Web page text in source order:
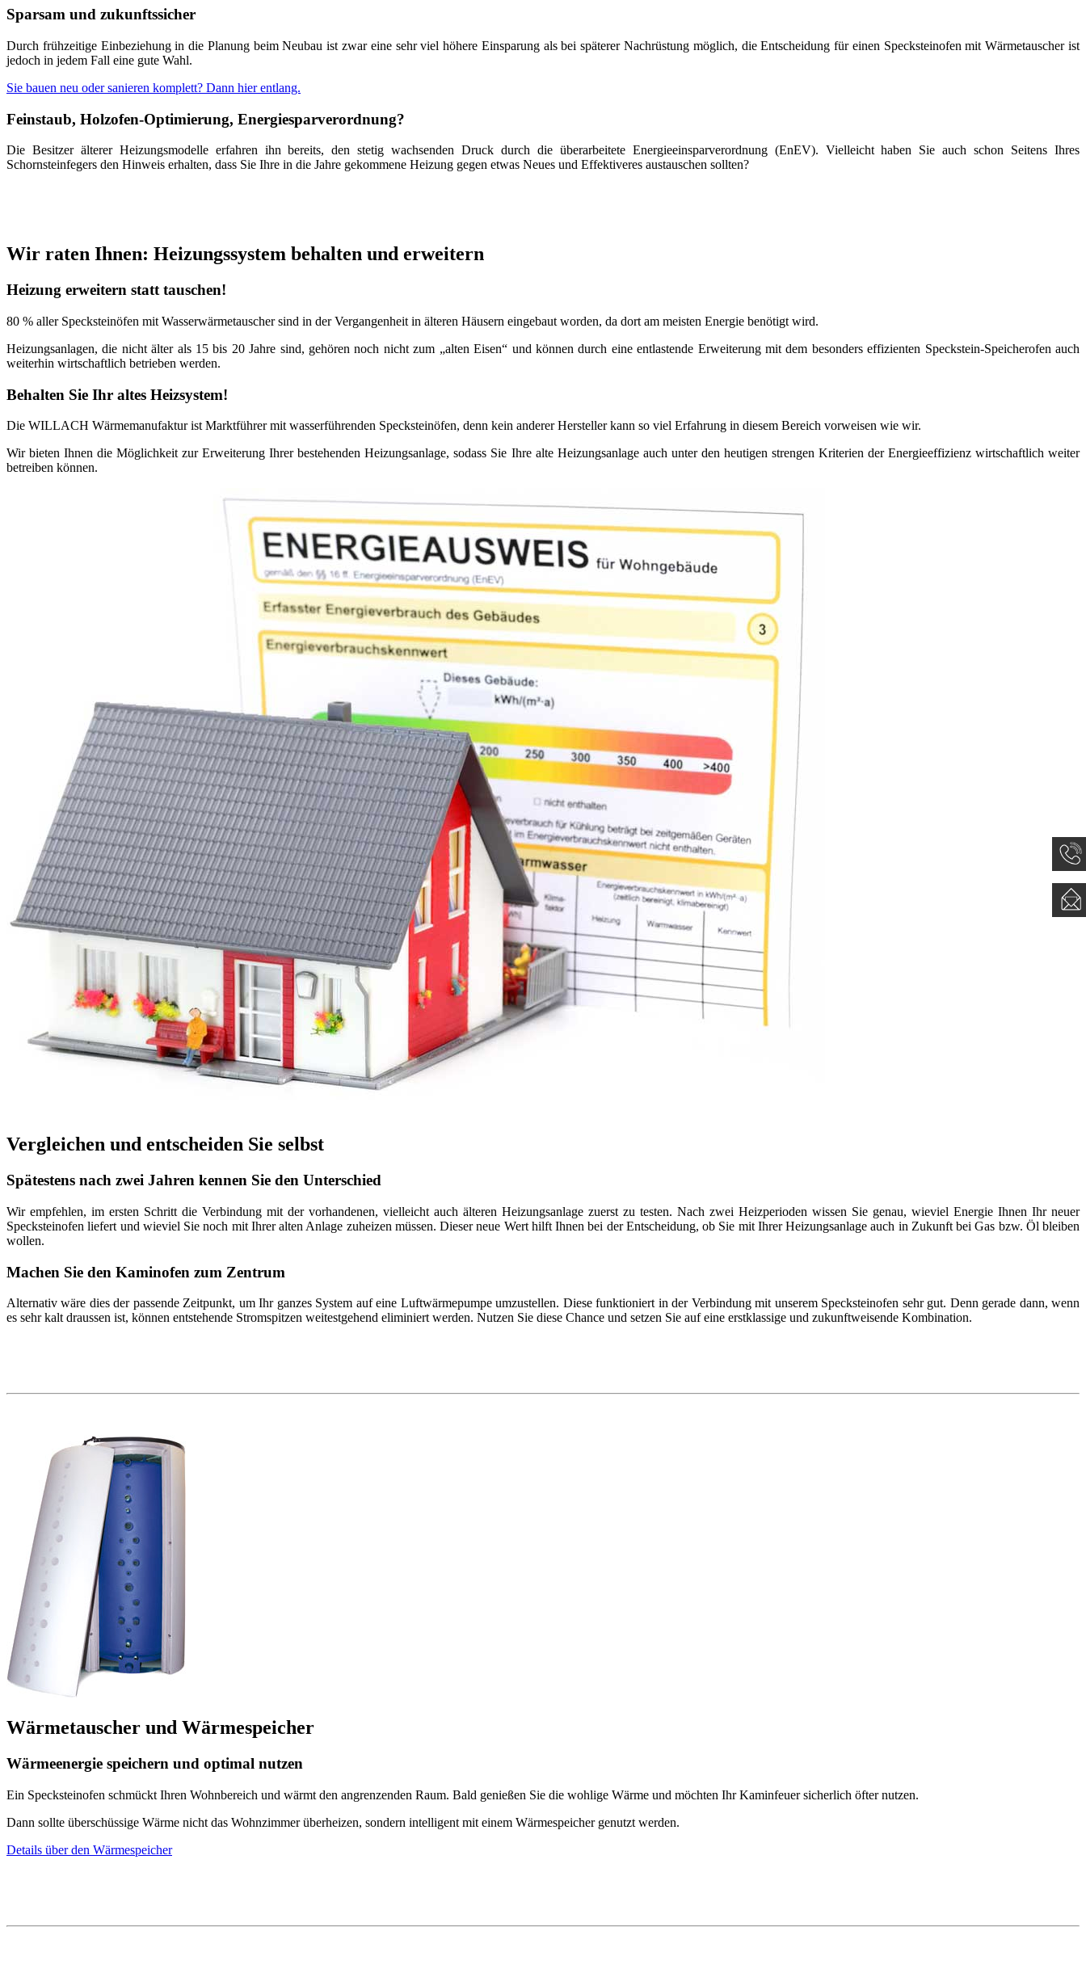
Sparsam und zukunftssicher
Durch frühzeitige Einbeziehung in die Planung beim Neubau ist zwar eine sehr viel höhere Einsparung als bei späterer Nachrüstung möglich, die Entscheidung für einen Specksteinofen mit Wärmetauscher ist
jedoch in jedem Fall eine gute Wahl.
Sie bauen neu oder sanieren komplett? Dann hier entlang.
Feinstaub, Holzofen-Optimierung, Energiesparverordnung?
Die Besitzer älterer Heizungsmodelle erfahren ihn bereits, den stetig wachsenden Druck durch die überarbeitete Energieeinsparverordnung (EnEV). Vielleicht haben Sie auch schon Seitens Ihres
Schornsteinfegers den Hinweis erhalten, dass Sie Ihre in die Jahre gekommene Heizung gegen etwas Neues und Effektiveres austauschen sollten?
Wir raten Ihnen: Heizungssystem behalten und erweitern
Heizung erweitern statt tauschen!
80 % aller Specksteinöfen mit Wasserwärmetauscher sind in der Vergangenheit in älteren Häusern eingebaut worden, da dort am meisten Energie benötigt wird.
Heizungs­anlagen, die nicht älter als 15 bis 20 Jahre sind, gehören noch nicht zum „alten Eisen“ und können durch eine entlastende Erweiterung mit dem besonders effizienten Speckstein-Speicherofen auch
weiterhin wirtschaft­lich betrieben werden.
Behalten Sie Ihr altes Heizsystem!
Die WILLACH Wärmemanufaktur ist Marktführer mit wasserführenden Specksteinöfen, denn kein anderer Hersteller kann so viel Erfahrung in diesem Bereich vorweisen wie wir.
Wir bieten Ihnen die Möglichkeit zur Erweiterung Ihrer bestehenden Heizungsanlage, sodass Sie Ihre alte Heizungs­anlage auch unter den heutigen strengen Kriterien der Energie­effizienz wirtschaft­lich weiter
betreiben können.
Vergleichen und entscheiden Sie selbst
Spätestens nach zwei Jahren kennen Sie den Unterschied
Wir empfehlen, im ersten Schritt die Verbindung mit der vorhandenen, vielleicht auch älteren Heizungsanlage zuerst zu testen. Nach zwei Heizperioden wissen Sie genau, wieviel Energie Ihnen Ihr neuer
Specksteinofen liefert und wieviel Sie noch mit Ihrer alten Anlage zuheizen müssen. Dieser neue Wert hilft Ihnen bei der Entscheidung, ob Sie mit Ihrer Heizungsanlage auch in Zukunft bei Gas bzw. Öl bleiben
wollen.
Machen Sie den Kaminofen zum Zentrum
Alternativ wäre dies der passende Zeitpunkt, um Ihr ganzes System auf eine Luftwärmepumpe umzustellen. Diese funktioniert in der Verbindung mit unserem Specksteinofen sehr gut. Denn gerade dann, wenn
es sehr kalt draussen ist, können entstehende Stromspitzen weitestgehend eliminiert werden. Nutzen Sie diese Chance und setzen Sie auf eine erstklassige und zukunftweisende Kombination.
Wärmetauscher und Wärmespeicher
Wärmeenergie speichern und optimal nutzen
Ein Specksteinofen schmückt Ihren Wohnbereich und wärmt den angrenzenden Raum. Bald genießen Sie die wohlige Wärme und möchten Ihr Kaminfeuer sicherlich öfter nutzen.
Dann sollte überschüssige Wärme nicht das Wohnzimmer überheizen, sondern intelligent mit einem Wärmespeicher genutzt werden.
Details über den Wärmespeicher